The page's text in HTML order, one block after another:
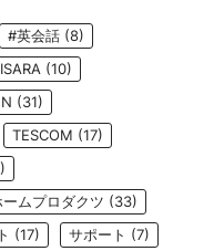
#英会話 (8)
(10)
(31)
TESCOM (17)
ムプロダクツ (33)
(17) サポート (7)